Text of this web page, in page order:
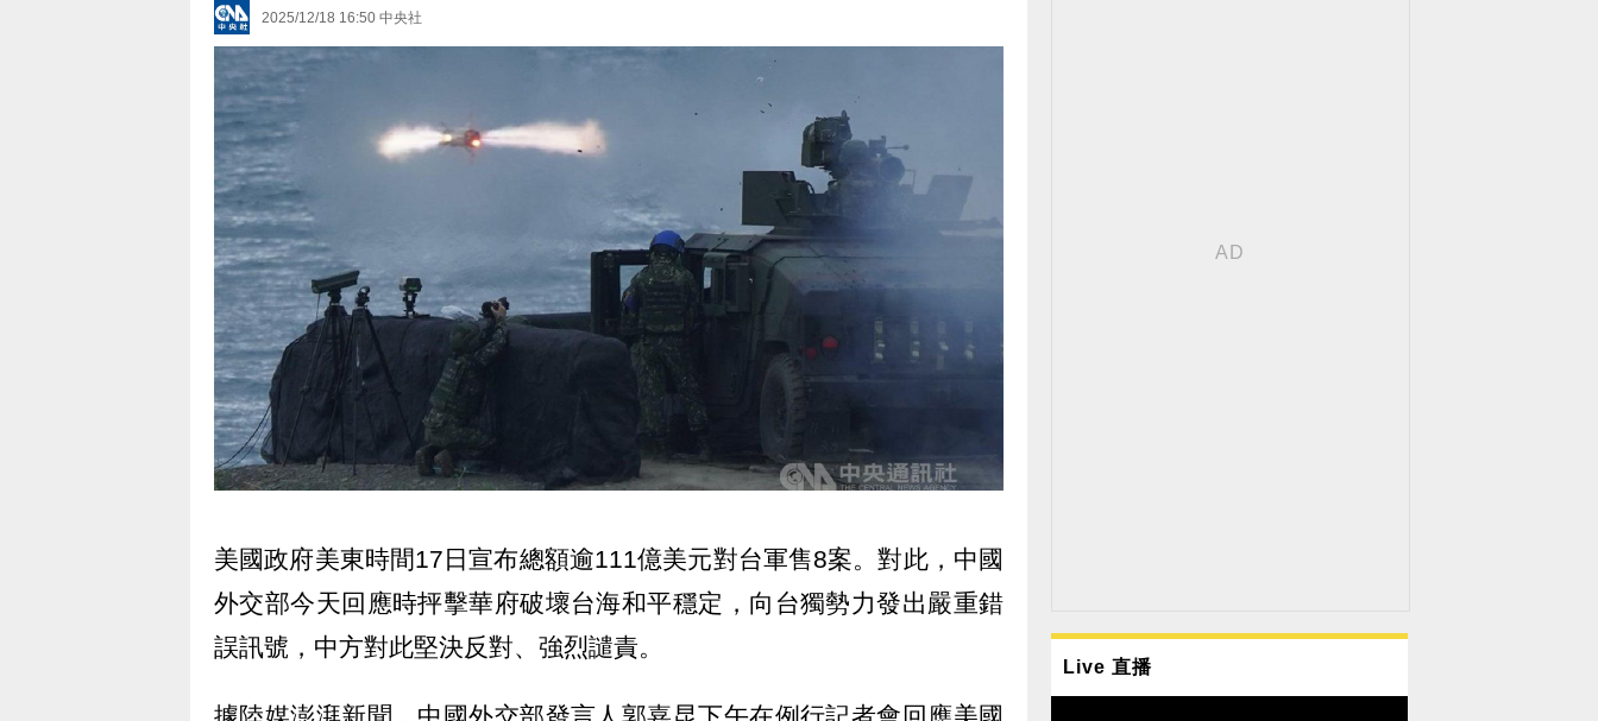
2025/12/18 16:50 中央社
美國政府美東時間17日宣布總額逾111億美元對台軍售8案。對此，中國
外交部今天回應時抨擊華府破壞台海和平穩定，向台獨勢力發出嚴重錯
誤訊號，中方對此堅決反對、強烈譴責。
據陸媒澎湃新聞，中國外交部發言人郭嘉昆下午在例行記者會回應美國
Live 直播